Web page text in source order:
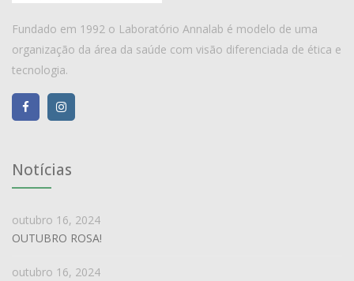
Fundado em 1992 o Laboratório Annalab é modelo de uma
organização da área da saúde com visão diferenciada de ética e
tecnologia.
Notícias
outubro 16, 2024
OUTUBRO ROSA!
outubro 16, 2024